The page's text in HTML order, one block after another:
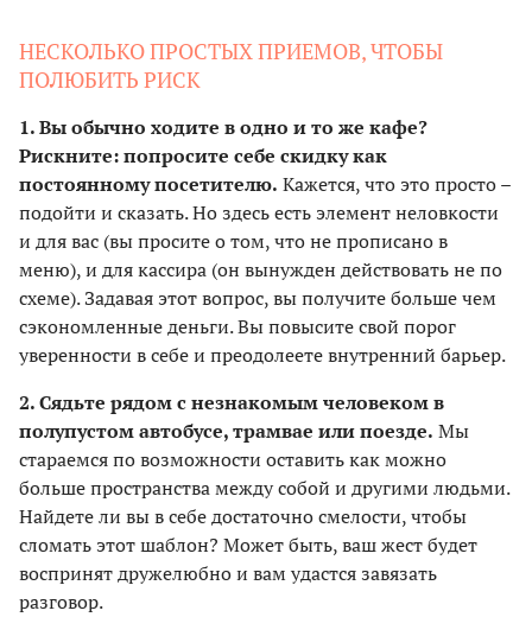
НЕСКОЛЬКО ПРОСТЫХ ПРИЕМОВ, ЧТОБЫ
ПОЛЮБИТЬ РИСК
1. Вы обычно ходите в одно и то же кафе?
Рискните: попросите себе скидку как
постоянному посетителю. Кажется, что это просто –
подойти и сказать. Но здесь есть элемент неловкости
и для вас (вы просите о том, что не прописано в
меню), и для кассира (он вынужден действовать не по
схеме). Задавая этот вопрос, вы получите больше чем
сэкономленные деньги. Вы повысите свой порог
уверенности в себе и преодолеете внутренний барьер.
2. Сядьте рядом с незнакомым человеком в
полупустом автобусе, трамвае или поезде. Мы
стараемся по возможности оставить как можно
больше пространства между собой и другими людьми.
Найдете ли вы в себе достаточно смелости, чтобы
сломать этот шаблон? Может быть, ваш жест будет
воспринят дружелюбно и вам удастся завязать
разговор.